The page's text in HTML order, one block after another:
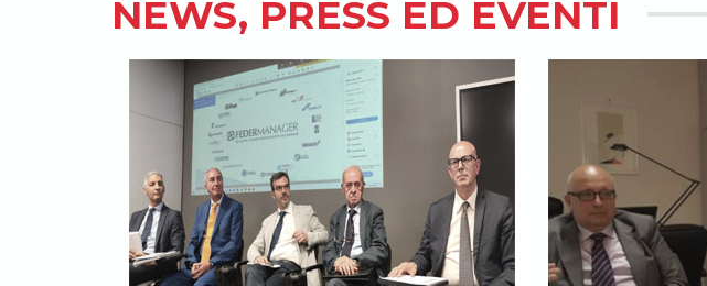
NEWS, PRESS ED EVENTI